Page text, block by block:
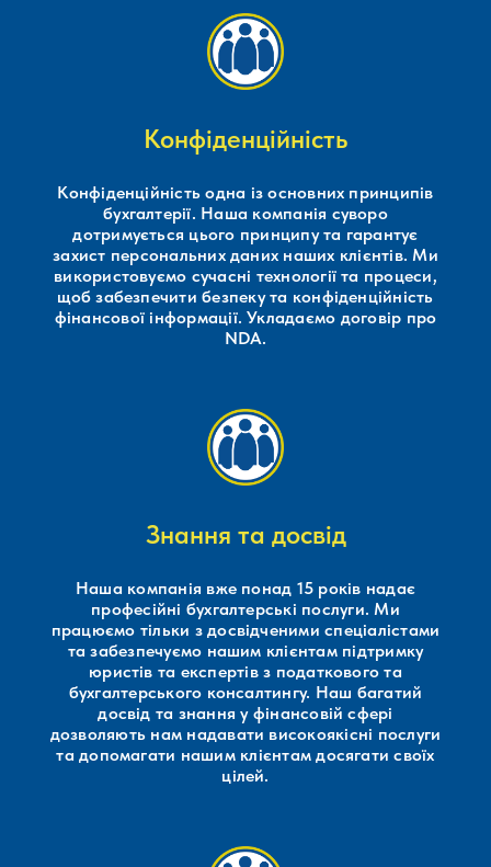
Конфіденційність
Конфіденційність одна із основних принципів
бухгалтерії. Наша компанія суворо
дотримується цього принципу та гарантує
захист персональних даних наших клієнтів. Ми
використовуємо сучасні технології та процеси,
щоб забезпечити безпеку та конфіденційність
фінансової інформації. Укладаємо договір про
NDA.
Знання та досвід
Наша компанія вже понад 15 років надає
професійні бухгалтерські послуги. Ми
працюємо тільки з досвідченими спеціалістами
та забезпечуємо нашим клієнтам підтримку
юристів та експертів з податкового та
бухгалтерського консалтингу. Наш багатий
досвід та знання у фінансовій сфері
дозволяють нам надавати високоякісні послуги
та допомагати нашим клієнтам досягати своїх
цілей.